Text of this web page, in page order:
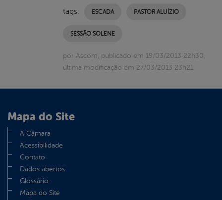
tags: ESCADA PASTOR ALUÍZIO
SESSÃO SOLENE
por Ascom, publicado em 19/03/2013 22h30,
última modificação em 27/03/2013 23h21
Mapa do Site
A Câmara
Acessibilidade
Contato
Dados abertos
Glossário
Mapa do Site